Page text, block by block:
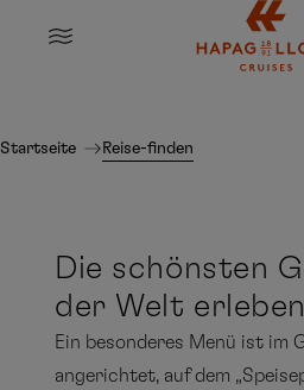
Springe zum
MENU
Startseite Reise-finden
Die schönsten
der Welt erleben
Ein besonderes Menü ist im
angerichtet, auf dem